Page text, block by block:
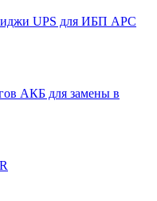
UPS для ИБП APC
АКБ для замены в